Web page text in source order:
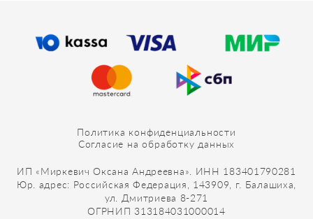
Политика конфиденциальности
Согласие на обработку данных
ИП «Миркевич Оксана Андреевна». ИНН 183401790281
Юр. адрес: Российская Федерация, 143909, г. Балашиха,
ул. Дмитриева 8-271
ОГРНИП 313184031000014